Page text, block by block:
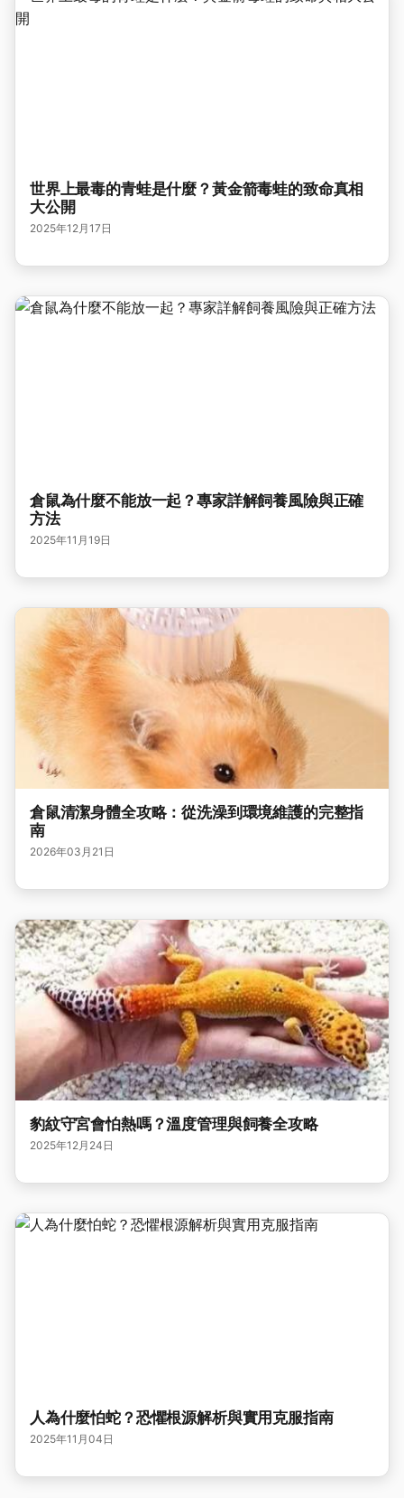
世界上最毒的青蛙是什麼？黃金箭毒蛙的致命真相
大公開
2025年12月17日
倉鼠為什麼不能放一起？專家詳解飼養風險與正確
方法
2025年11月19日
倉鼠清潔身體全攻略：從洗澡到環境維護的完整指
南
2026年03月21日
豹紋守宮會怕熱嗎？溫度管理與飼養全攻略
2025年12月24日
人為什麼怕蛇？恐懼根源解析與實用克服指南
2025年11月04日